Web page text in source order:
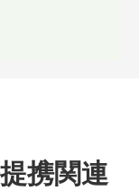
携関連